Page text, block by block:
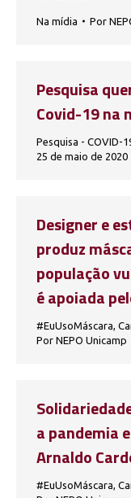
Na mídia Por
Pesquisa
Covid-19 na
Pesquisa - COVID-
25 de maio de 2020
Designer e
produz
população
é apoiada
#EuUsoMáscara,
Por NEPO Unicamp
a pandemia
Arnaldo
#EuUsoMáscara,